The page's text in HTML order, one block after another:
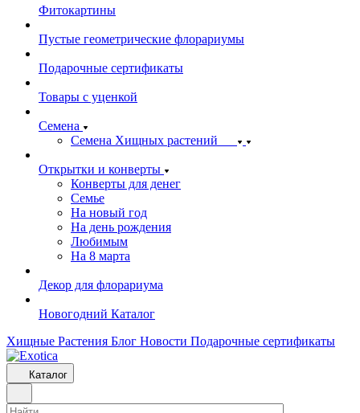
Фитокартины
Пустые геометрические флорариумы
Подарочные сертификаты
Товары с уценкой
Семена
Семена Хищных растений
Открытки и конверты
Конверты для денег
Семье
На новый год
На день рождения
Любимым
На 8 марта
Декор для флорариума
Новогодний Каталог
Хищные Растения Блог Новости Подарочные сертификаты
Каталог